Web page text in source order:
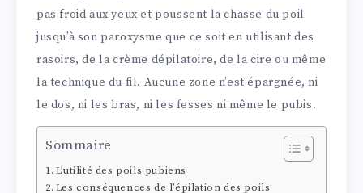
pas froid aux yeux et poussent la chasse du poil
jusqu’à son paroxysme que ce soit en utilisant des
rasoirs, de la crème dépilatoire, de la cire ou même
la technique du fil. Aucune zone n’est épargnée, ni
le dos, ni les bras, ni les fesses ni même le pubis.
Sommaire
L’utilité des poils pubiens
Les conséquences de l’épilation des poils